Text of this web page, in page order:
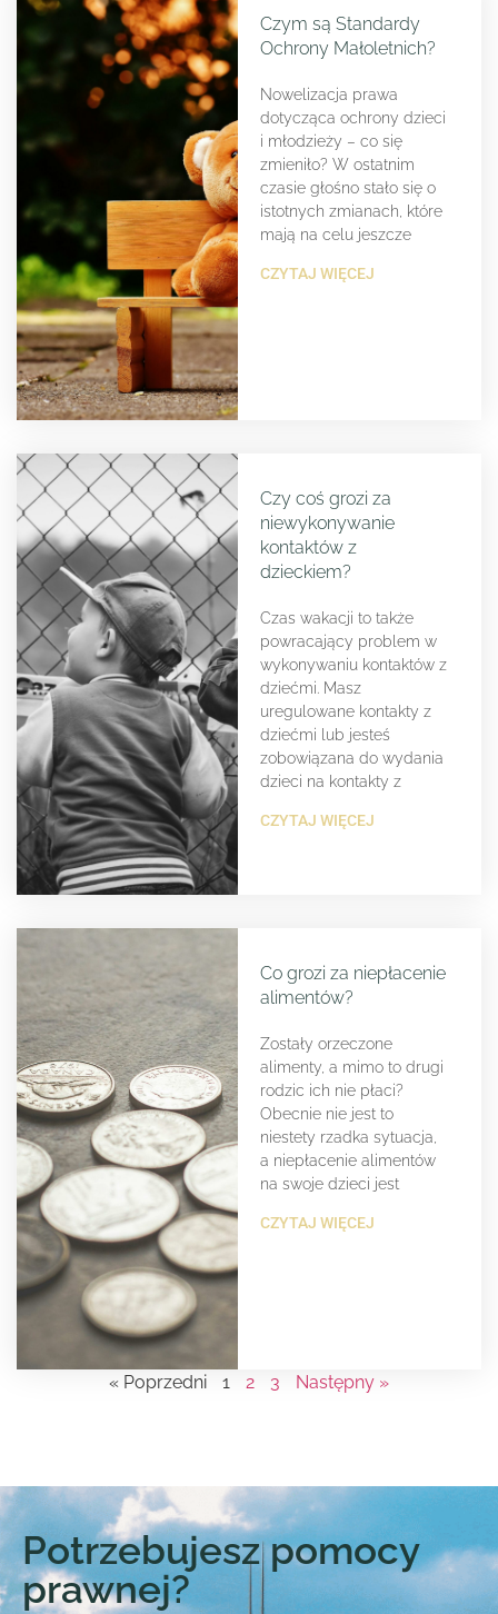
Czym są Standardy
Ochrony Małoletnich?
Nowelizacja prawa
dotycząca ochrony dzieci
i młodzieży – co się
zmieniło? W ostatnim
czasie głośno stało się o
istotnych zmianach, które
mają na celu jeszcze
CZYTAJ WIĘCEJ
Czy coś grozi za
niewykonywanie
kontaktów z
dzieckiem?
Czas wakacji to także
powracający problem w
wykonywaniu kontaktów z
dziećmi. Masz
uregulowane kontakty z
dziećmi lub jesteś
zobowiązana do wydania
dzieci na kontakty z
CZYTAJ WIĘCEJ
Co grozi za niepłacenie
alimentów?
Zostały orzeczone
alimenty, a mimo to drugi
rodzic ich nie płaci?
Obecnie nie jest to
niestety rzadka sytuacja,
a niepłacenie alimentów
na swoje dzieci jest
CZYTAJ WIĘCEJ
« Poprzedni 1 2 3 Następny »
Potrzebujesz pomocy
prawnej?